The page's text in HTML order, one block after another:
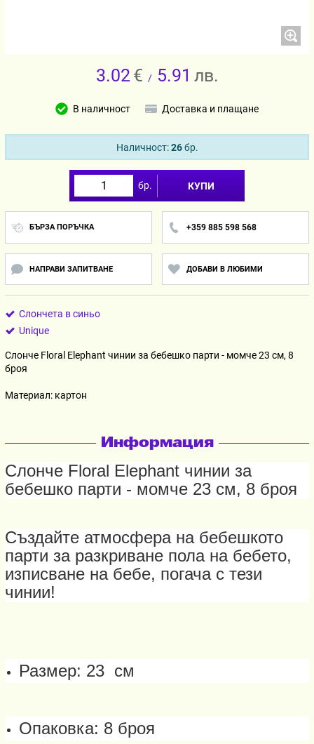
3.02€ / 5.91 лв.
В наличност Доставка и плащане
Наличност:26бр.
бр. КУПИ
БЪРЗА ПОРЪЧКА +359 885 598 568
НАПРАВИ ЗАПИТВАНЕ ДОБАВИ В ЛЮБИМИ
Слончета в синьо
Unique
Слонче Floral Elephant чинии за бебешко парти - момче 23 см, 8
броя
Материал: картон
Информация
Слонче Floral Elephant чинии за
бебешко парти - момче 23 см, 8 броя
Създайте атмосфера на бебешкото
парти за разкриване пола на бебето,
изписване на бебе, погача с тези
чинии!
Размер: 23 см
Опаковка: 8 броя